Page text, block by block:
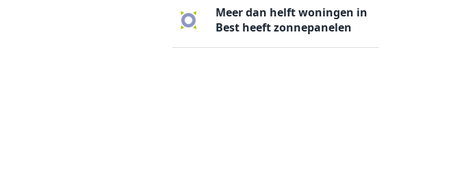
Meer dan helft woningen in
Best heeft zonnepanelen